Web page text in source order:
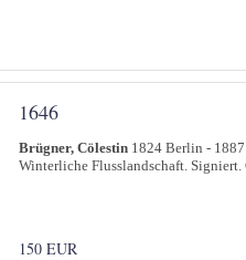
1646
Brügner, Cölestin 1824 Berlin -
Winterliche Flusslandschaft.
150 EUR